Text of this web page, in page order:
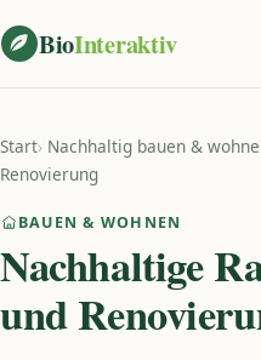
BioInteraktiv
Start› Nachhaltig bauen &
Renovierung
BAUEN & WOHNEN
Nachhaltige
und